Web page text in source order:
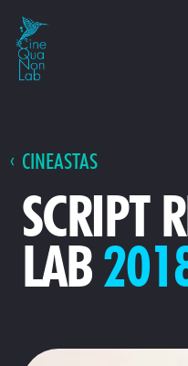
CINEASTAS
SCRIPT
LAB